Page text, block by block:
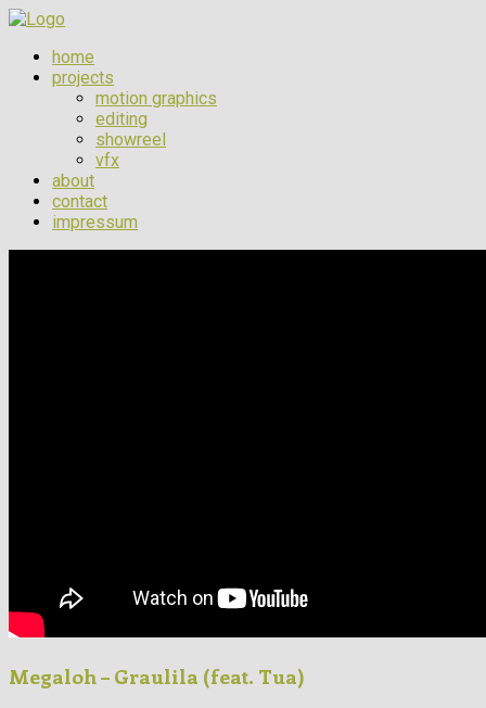
home
projects
motion graphics
editing
showreel
vfx
about
contact
impressum
Megaloh – Graulila (feat. Tua)